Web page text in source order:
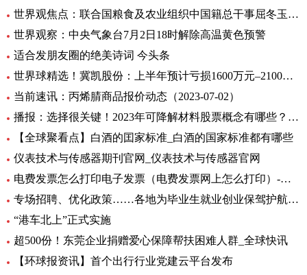
世界观焦点：联合国粮食及农业组织中国籍总干事屈冬玉2日在新任总干事选举中成功胜选连任
世界观察：中央气象台7月2日18时解除高温黄色预警
适合发朋友圈的绝美诗词 今头条
世界球精选！冀凯股份：上半年预计亏损1600万元–2100万元
当前速讯：丙烯腈商品报价动态（2023-07-02）
播报：选择很关键！2023年可降解材料股票概念有哪些？（7月2日）
【全球聚看点】白酒的囯家标准_白酒的国家标准都有哪些
仪表技术与传感器期刊官网_仪表技术与传感器官网
电费发票怎么打印电子发票（电费发票网上怎么打印）-环球报资讯
专场招聘、优化政策……各地为毕业生就业创业保驾护航 环球观天下
“港车北上”正式实施
超500份！东莞企业捐赠爱心保障帮扶困难人群_全球快讯
【环球报资讯】首个出行行业党建云平台发布